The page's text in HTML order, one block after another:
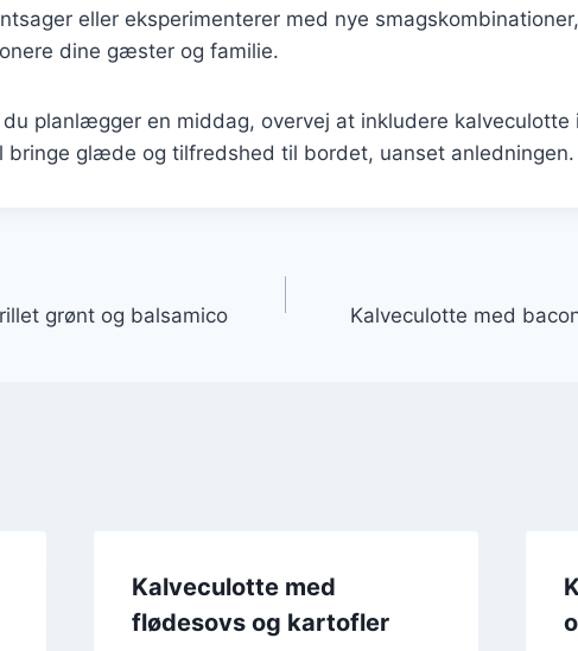
eller eksperimenterer med nye
dine gæster og familie.
planlægger en middag, overvej at inkludere kalveculotte
bringe glæde og tilfredshed til bordet, uanset anledningen.
grønt og balsamico Kalveculotte med
Kalveculotte med
flødesovs og kartofler